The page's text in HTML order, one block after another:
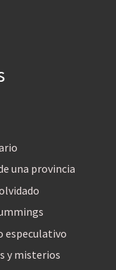
una provincia
especulativo
y misterios